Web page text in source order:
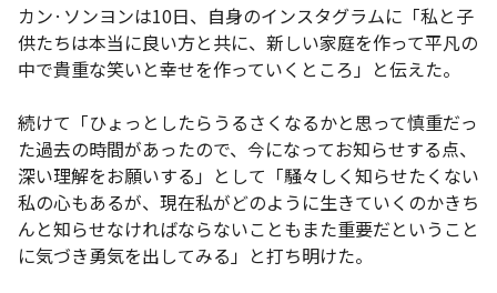
カン·ソンヨンは10日、自身のインスタグラムに「私と子
供たちは本当に良い方と共に、新しい家庭を作って平凡の
中で貴重な笑いと幸せを作っていくところ」と伝えた。
続けて「ひょっとしたらうるさくなるかと思って慎重だっ
た過去の時間があったので、今になってお知らせする点、
深い理解をお願いする」として「騒々しく知らせたくない
私の心もあるが、現在私がどのように生きていくのかきち
んと知らせなければならないこともまた重要だということ
に気づき勇気を出してみる」と打ち明けた。